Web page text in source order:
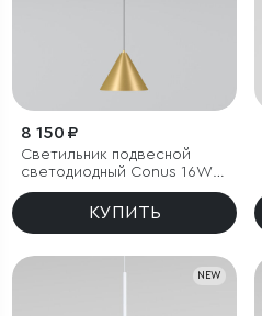
8 150 ₽
Светильник подвесной
светодиодный Conus 16W
3000K золотой
КУПИТЬ
NEW